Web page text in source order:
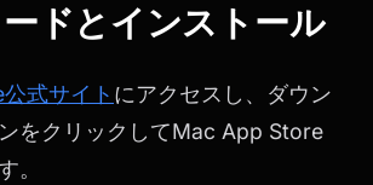
ドとインストール
式サイト にアクセスし、ダウン
をクリックしてMac App Store
。